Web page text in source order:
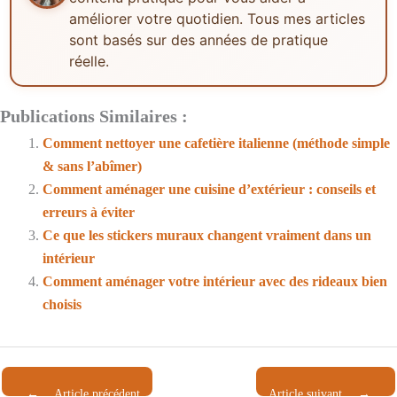
améliorer votre quotidien. Tous mes articles
sont basés sur des années de pratique
réelle.
Publications Similaires :
Comment nettoyer une cafetière italienne (méthode simple
& sans l’abîmer)
Comment aménager une cuisine d’extérieur : conseils et
erreurs à éviter
Ce que les stickers muraux changent vraiment dans un
intérieur
Comment aménager votre intérieur avec des rideaux bien
choisis
← Article précédent Article suivant →